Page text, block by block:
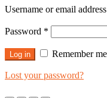
Username or email address
Password *
Log in Remember me
Lost your password?